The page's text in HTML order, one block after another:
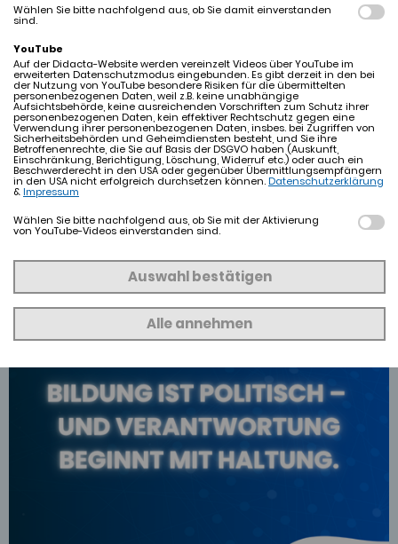
© Didacta
Wählen Sie bitte nachfolgend aus, ob Sie damit einverstanden
sind.
YouTube
Auf der Didacta-Website werden vereinzelt Videos über YouTube im
erweiterten Datenschutzmodus eingebunden. Es gibt derzeit in den bei
der Nutzung von YouTube besondere Risiken für die übermittelten
personenbezogenen Daten, weil z.B. keine unabhängige
Aufsichtsbehörde, keine ausreichenden Vorschriften zum Schutz ihrer
personenbezogenen Daten, kein effektiver Rechtschutz gegen eine
Verwendung ihrer personenbezogenen Daten, insbes. bei Zugriffen von
Sicherheitsbehörden und Geheimdiensten besteht, und Sie ihre
Betroffenenrechte, die Sie auf Basis der DSGVO haben (Auskunft,
Einschränkung, Berichtigung, Löschung, Widerruf etc.) oder auch ein
Beschwerderecht in den USA oder gegenüber Übermittlungsempfängern
in den USA nicht erfolgreich durchsetzen können.Datenschutzerklärung
&Impressum
Wählen Sie bitte nachfolgend aus, ob Sie mit der Aktivierung
von YouTube-Videos einverstanden sind.
Auswahl bestätigen
Alle annehmen